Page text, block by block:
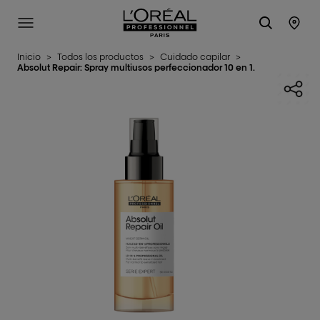
L'Oréal Professionnel Paris
SITE MENU
Inicio > Todos los productos > Cuidado capilar >
Absolut Repair: Spray multiusos perfeccionador 10 en 1.